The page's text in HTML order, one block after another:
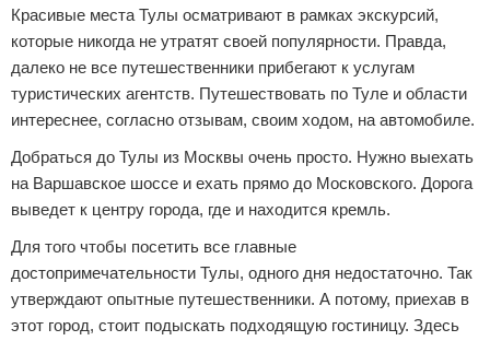
Красивые места Тулы осматривают в рамках экскурсий,
которые никогда не утратят своей популярности. Правда,
далеко не все путешественники прибегают к услугам
туристических агентств. Путешествовать по Туле и области
интереснее, согласно отзывам, своим ходом, на автомобиле.
Добраться до Тулы из Москвы очень просто. Нужно выехать
на Варшавское шоссе и ехать прямо до Московского. Дорога
выведет к центру города, где и находится кремль.
Для того чтобы посетить все главные
достопримечательности Тулы, одного дня недостаточно. Так
утверждают опытные путешественники. А потому, приехав в
этот город, стоит подыскать подходящую гостиницу. Здесь